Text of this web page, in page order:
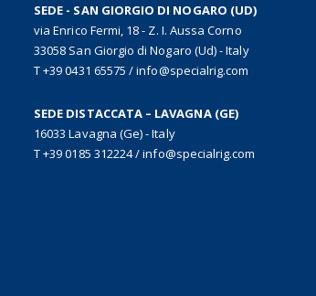
SEDE - SAN GIORGIO DI NOGARO (UD)
via Enrico Fermi, 18 - Z. I. Aussa Corno
33058 San Giorgio di Nogaro (Ud) - Italy
T +39 0431 65575 /info@specialrig.com
SEDE DISTACCATA – LAVAGNA (GE)
16033 Lavagna (Ge) - Italy
T +39 0185 312224/info@specialrig.com